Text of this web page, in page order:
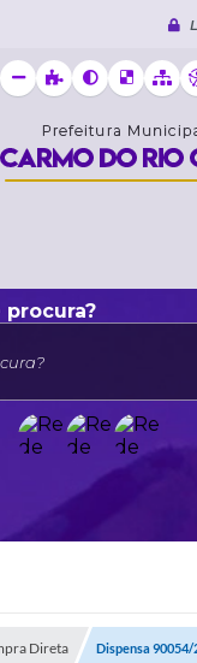
O que voce procura?
Direta Dispensa 90054/